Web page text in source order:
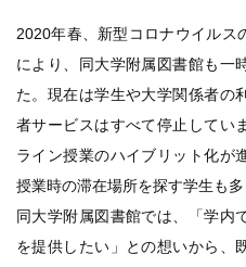
2020年春、新型コロナウイルス
により、同大学附属図書館も一
た。現在は学生や大学関係者の
者サービスはすべて停止してい
ライン授業のハイブリット化が
授業時の滞在場所を探す学生も多
同大学附属図書館では、「学内
を提供したい」との想いから、